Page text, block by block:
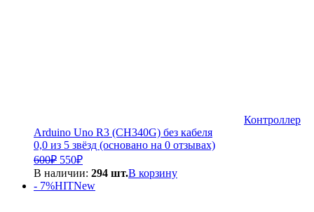
Контроллер
Arduino Uno R3 (CH340G) без кабеля
0,0 из 5 звёзд (основано на 0 отзывах)
600₽ Первоначальная
цена
составляла
550₽Текущая
цена:
550₽.
В наличии: 294 шт.В корзину
- 7%HITNew